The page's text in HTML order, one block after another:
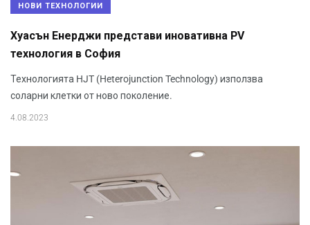
НОВИ ТЕХНОЛОГИИ
Хуасън Енерджи представи иновативна PV
технология в София
Технологията HJT (Heterojunction Technology) използва
соларни клетки от ново поколение.
4.08.2023